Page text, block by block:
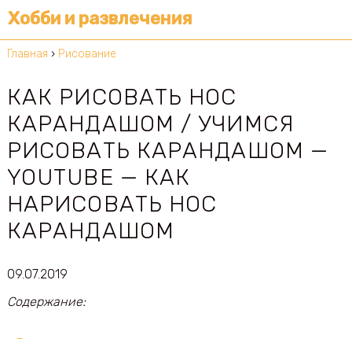
Хобби и развлечения
Главная › Рисование
КАК РИСОВАТЬ НОС
КАРАНДАШОМ / УЧИМСЯ
РИСОВАТЬ КАРАНДАШОМ —
YOUTUBE — КАК
НАРИСОВАТЬ НОС
КАРАНДАШОМ
09.07.2019
Содержание: